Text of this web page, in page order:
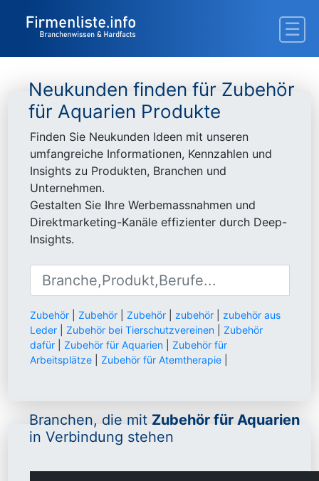
Neukunden finden für Zubehör
für Aquarien Produkte
Finden Sie Neukunden Ideen mit unseren
umfangreiche Informationen, Kennzahlen und
Insights zu Produkten, Branchen und
Unternehmen.
Gestalten Sie Ihre Werbemassnahmen und
Direktmarketing-Kanäle effizienter durch Deep-
Insights.
Zubehör Zubehör Zubehör zubehör
zubehör aus
Leder
Zubehör bei Tierschutzvereinen
Zubehör
dafür
Zubehör für Aquarien
Zubehör für
Arbeitsplätze
Zubehör für Atemtherapie
Branchen, die mit Zubehör für Aquarien
in Verbindung stehen